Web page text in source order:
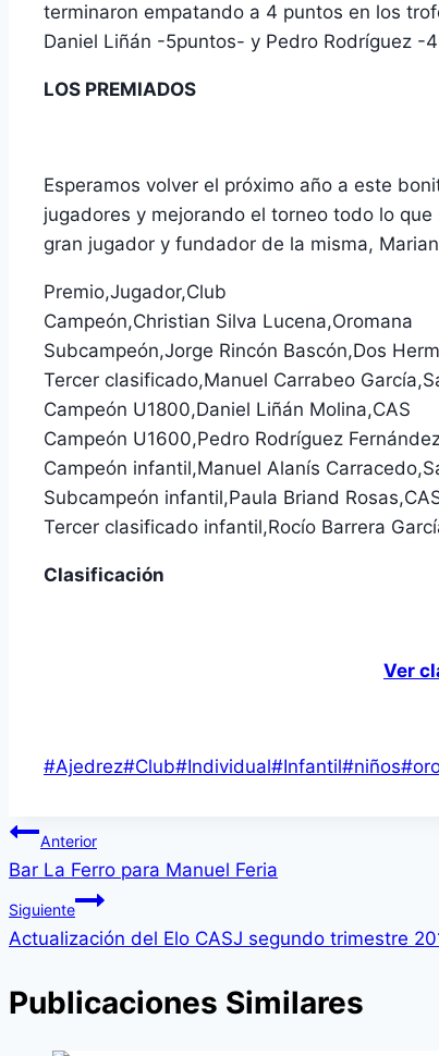
terminaron empatando a 4 puntos en los
Daniel Liñán -5puntos- y Pedro Rodríguez
LOS PREMIADOS
Esperamos volver el próximo año a este
jugadores y mejorando el torneo todo lo
gran jugador y fundador de la misma,
Premio,Jugador,Club
Campeón,Christian Silva Lucena,Oromana
Subcampeón,Jorge Rincón Bascón,Dos
Tercer clasificado,Manuel Carrabeo
Campeón U1800,Daniel Liñán Molina,CAS
Campeón U1600,Pedro Rodríguez
Campeón infantil,Manuel Alanís
Subcampeón infantil,Paula Briand
Tercer clasificado infantil,Rocío Barrera
Clasificación
Ver
Etiquetas
entrada:
#Ajedrez#Club#Individual#Infantil#niños#
Navegación
de
entradas
Anterior
Bar La Ferro para Manuel Feria
Siguiente
Actualización del Elo CASJ segundo trimestre
Publicaciones Similares